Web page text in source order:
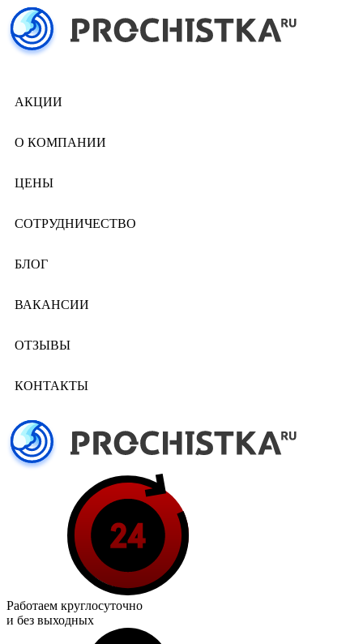
АКЦИИ
О КОМПАНИИ
ЦЕНЫ
СОТРУДНИЧЕСТВО
БЛОГ
ВАКАНСИИ
ОТЗЫВЫ
КОНТАКТЫ
Работаем круглосуточно
и без выходных